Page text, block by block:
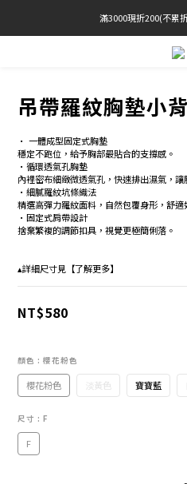
官網限定! 滿千免
滿3000現折200(不累
BRATOP專區買三送一
吊帶羅紋胸墊小
• 一體成型固定式胸墊
穩定不跑位，給予胸部最貼合的支撐感。
•循環透氣孔胸墊
內裡密布細緻微透氣孔，快速排出濕氣，讓
•細膩羅紋坑條織法
精選高彈力羅紋面料，自然包覆身形，舒適
•固定式肩帶設計
捨棄繁複的調節扣具，視覺更極簡俐落。
▴詳細尺寸見【了解更多】
NT$580
顏色 : 櫻花粉色
櫻花粉色 淡黃色 寶寶藍
尺寸 : F
F